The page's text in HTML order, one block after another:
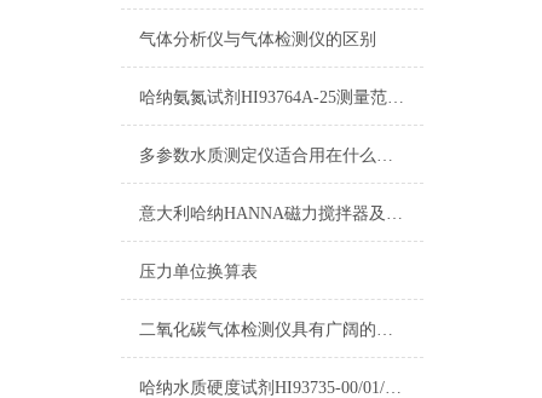
气体分析仪与气体检测仪的区别
哈纳氨氮试剂HI93764A-25测量范围及操作指南
多参数水质测定仪适合用在什么场合？
意大利哈纳HANNA磁力搅拌器及其它产品清单
压力单位换算表
二氧化碳气体检测仪具有广阔的应用市场
哈纳水质硬度试剂HI93735-00/01/02选购指南